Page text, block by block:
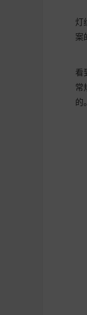
灯
案
看
常
的。